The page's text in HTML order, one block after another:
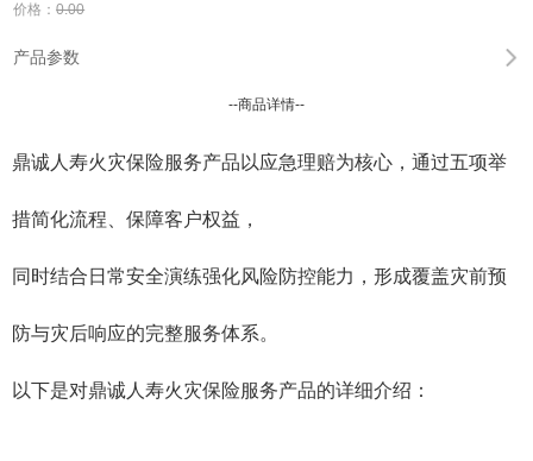
价格：0.00
产品参数
--商品详情--
鼎诚人寿火灾保险服务产品以应急理赔为核心，通过五项举
措简化流程、保障客户权益，
同时结合日常安全演练强化风险防控能力，形成覆盖灾前预
防与灾后响应的完整服务体系‌。
以下是对鼎诚人寿火灾保险服务产品的详细介绍：